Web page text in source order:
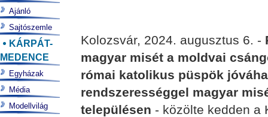
Kolozsvár, 2024. augusztus 6. -
magyar misét a moldvai
római katolikus püspök
rendszerességgel magyar
településen - közölte kedden a
Ajánló
Sajtószemle
KÁRPÁT-
MEDENCE
Egyházak
Média
Modellvilág